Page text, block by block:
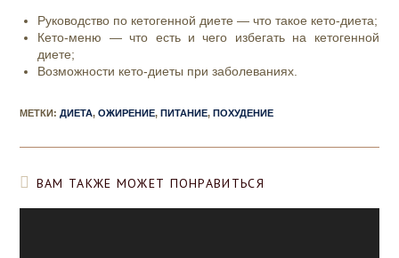
Руководство по кетогенной диете — что такое кето-диета;
Кето-меню — что есть и чего избегать на кетогенной
диете;
Возможности кето-диеты при заболеваниях.
МЕТКИ:ДИЕТА, ОЖИРЕНИЕ, ПИТАНИЕ, ПОХУДЕНИЕ
ВАМ ТАКЖЕ МОЖЕТ ПОНРАВИТЬСЯ